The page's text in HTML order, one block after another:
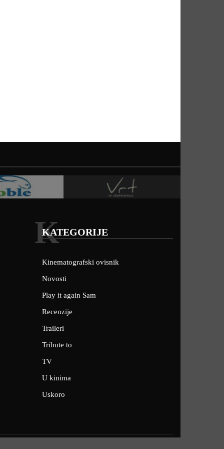
KATEGORIJE
K
Kinematografski ovisnik
Novosti
Play it again Sam
Recenzije
Traileri
Tribute to
TV
U kinima
Uskoro